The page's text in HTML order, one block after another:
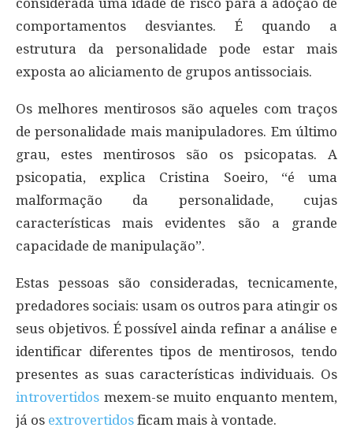
considerada uma idade de risco para a adoção de
comportamentos desviantes. É quando a
estrutura da personalidade pode estar mais
exposta ao aliciamento de grupos antissociais.
Os melhores mentirosos são aqueles com traços
de personalidade mais manipuladores. Em último
grau, estes mentirosos são os psicopatas. A
psicopatia, explica Cristina Soeiro, “é uma
malformação da personalidade, cujas
características mais evidentes são a grande
capacidade de manipulação”.
Estas pessoas são consideradas, tecnicamente,
predadores sociais: usam os outros para atingir os
seus objetivos. É possível ainda refinar a análise e
identificar diferentes tipos de mentirosos, tendo
presentes as suas características individuais. Os
introvertidos mexem-se muito enquanto mentem,
já os extrovertidos ficam mais à vontade.